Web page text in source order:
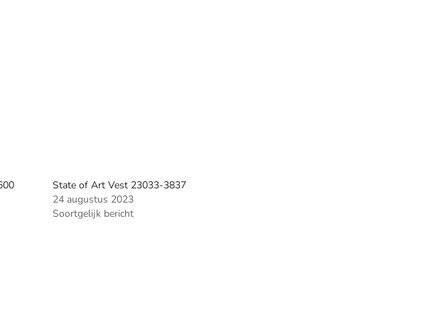
State of Art Vest 23033-3837
24 augustus 2023
Soortgelijk bericht